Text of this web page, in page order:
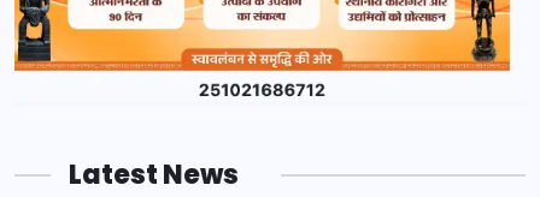
Latest News